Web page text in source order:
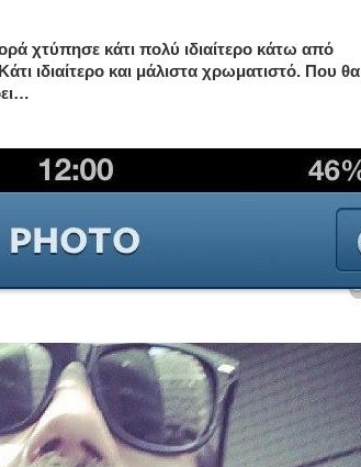
χτύπησε κάτι πολύ ιδιαίτερο κάτω από
ιδιαίτερο και μάλιστα χρωματιστό. Που θα